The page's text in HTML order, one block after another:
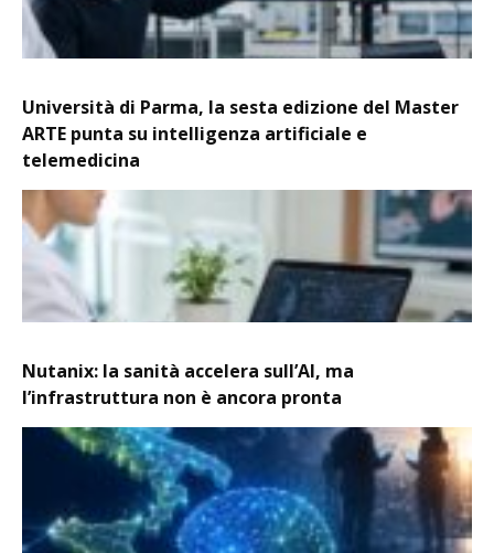
Università di Parma, la sesta edizione del Master
ARTE punta su intelligenza artificiale e
telemedicina
Nutanix: la sanità accelera sull’AI, ma
l’infrastruttura non è ancora pronta